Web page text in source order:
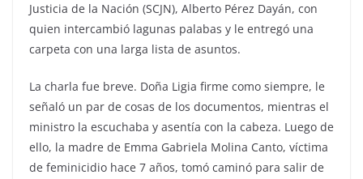
Justicia de la Nación (SCJN), Alberto Pérez Dayán, con
quien intercambió lagunas palabas y le entregó una
carpeta con una larga lista de asuntos.
La charla fue breve. Doña Ligia firme como siempre, le
señaló un par de cosas de los documentos, mientras el
ministro la escuchaba y asentía con la cabeza. Luego de
ello, la madre de Emma Gabriela Molina Canto, víctima
de feminicidio hace 7 años, tomó caminó para salir de